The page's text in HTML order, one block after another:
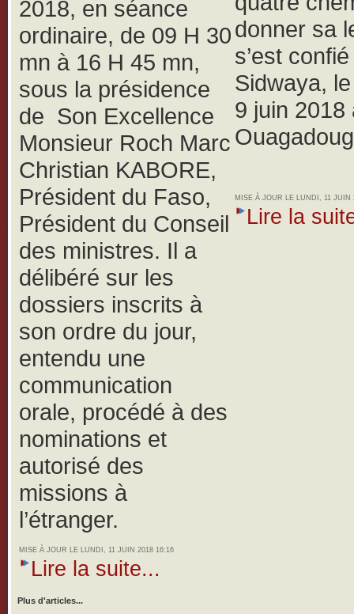
2018, en séance
ordinaire, de 09 H 30
mn à 16 H 45 mn,
sous la présidence
de Son Excellence
Monsieur Roch Marc
Christian KABORE,
Président du Faso,
Président du Conseil
des ministres. Il a
délibéré sur les
dossiers inscrits à
son ordre du jour,
entendu une
communication
orale, procédé à des
nominations et
autorisé des
missions à
l’étranger.
MISE À JOUR LE LUNDI, 11 JUIN 2018 16:16
Lire la suite...
donner sa
s’est
Sidwaya,
9 juin 2018
MISE À JOUR LE LUNDI, 11 JUIN
Lire la
Plus d'articles...